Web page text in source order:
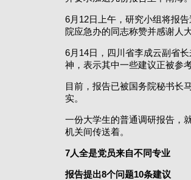
6月12日上午，研究小组将报
院应急办的同志称赞并感谢人
6月14日，四川省李成云副省
神，表示其中一些建议正被
目前，报告已被国务院秘书长
实。
一份大学生的普通调研报告，
机关间传送着。
7人全是党员来自不同专业
报告提出8个问题10条建议